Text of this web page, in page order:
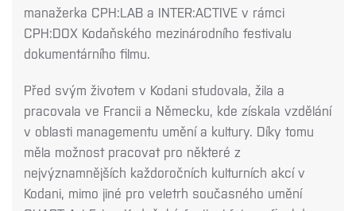
manažerka CPH:LAB a INTER:ACTIVE v rámci
CPH:DOX Kodaňského mezinárodního festivalu
dokumentárního filmu.
Před svým životem v Kodani studovala, žila a
pracovala ve Francii a Německu, kde získala vzdělání
v oblasti managementu umění a kultury. Díky tomu
měla možnost pracovat pro některé z
nejvýznamnějších každoročních kulturních akcí v
Kodani, mimo jiné pro veletrh současného umění